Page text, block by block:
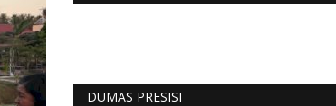
DUMAS PRESISI